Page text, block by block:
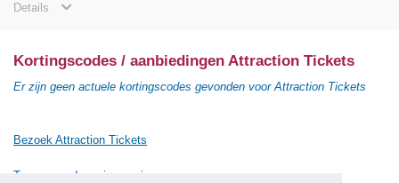
Details
Kortingscodes / aanbiedingen Attraction Tickets
Er zijn geen actuele kortingscodes gevonden voor Attraction Tickets
Bezoek Attraction Tickets
Terug naar de vorige pagina